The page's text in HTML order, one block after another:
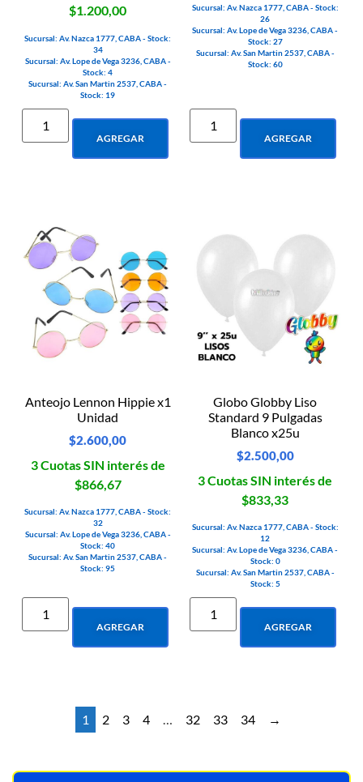
$1.200,00
Sucursal: Av. Nazca 1777, CABA - Stock:
34
Sucursal: Av. Lope de Vega 3236, CABA -
Stock: 4
Sucursal: Av. San Martin 2537, CABA -
Stock: 19
AGREGAR
Sucursal: Av. Nazca 1777, CABA - Stock:
26
Sucursal: Av. Lope de Vega 3236, CABA -
Stock: 27
Sucursal: Av. San Martin 2537, CABA -
Stock: 60
AGREGAR
Anteojo Lennon Hippie x1
Unidad
$2.600,00
3 Cuotas SIN interés de
$866,67
Sucursal: Av. Nazca 1777, CABA - Stock:
32
Sucursal: Av. Lope de Vega 3236, CABA -
Stock: 40
Sucursal: Av. San Martin 2537, CABA -
Stock: 95
AGREGAR
Globo Globby Liso
Standard 9 Pulgadas
Blanco x25u
$2.500,00
3 Cuotas SIN interés de
$833,33
Sucursal: Av. Nazca 1777, CABA - Stock:
12
Sucursal: Av. Lope de Vega 3236, CABA -
Stock: 0
Sucursal: Av. San Martin 2537, CABA -
Stock: 5
AGREGAR
1 2 3 4 … 32 33 34 →